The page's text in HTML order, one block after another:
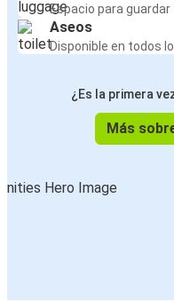
Espacio para
Aseos
Disponible en todos
¿Es la primera
Más